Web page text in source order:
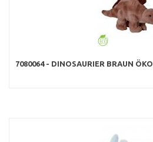
7080064 - DINOSAURIER BRAUN